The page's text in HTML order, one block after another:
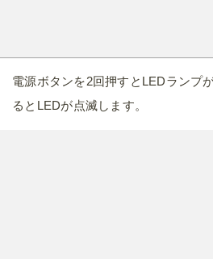
電源ボタンを2回押すとLEDランプ
るとLEDが点滅します。